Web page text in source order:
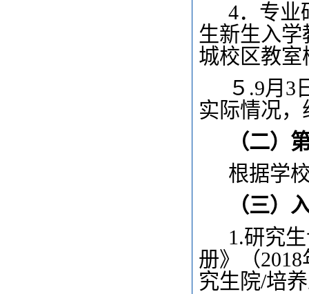
4．专业
生新生入学
城校区教室
５.9月3
实际情况
（二）
根据学
（三）
1.研究
册》（
究生院/培